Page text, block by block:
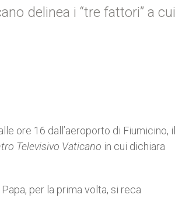
delinea i “tre fattori” a cui
ore 16 dall’aeroporto di Fiumicino, il
Televisivo Vaticano in cui dichiara
per la prima volta, si reca